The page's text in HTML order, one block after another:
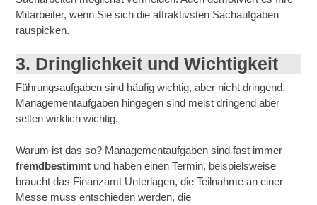
Mitarbeiter, wenn Sie sich die attraktivsten Sachaufgaben
rauspicken.
3. Dringlichkeit und Wichtigkeit
Führungsaufgaben sind häufig wichtig, aber nicht dringend.
Managementaufgaben hingegen sind meist dringend aber
selten wirklich wichtig.
Warum ist das so? Managementaufgaben sind fast immer
fremdbestimmtund haben einen Termin, beispielsweise
braucht das Finanzamt Unterlagen, die Teilnahme an einer
Messe muss entschieden werden, die